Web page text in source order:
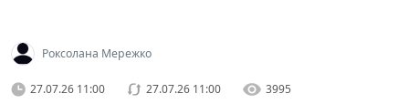
Роксолана Мережко
27.07.26 11:00 27.07.26 11:00 3995